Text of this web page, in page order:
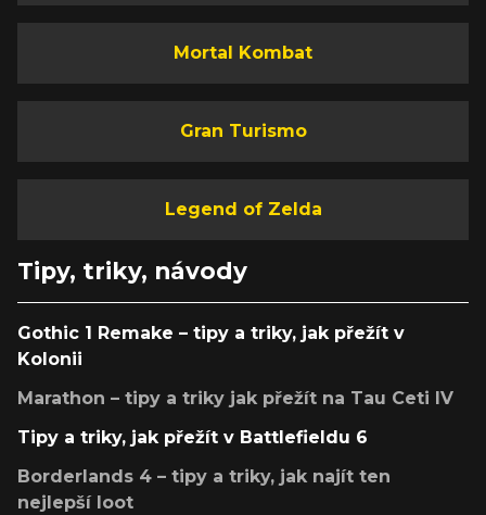
Mortal Kombat
Gran Turismo
Legend of Zelda
Tipy, triky, návody
Gothic 1 Remake – tipy a triky, jak přežít v
Kolonii
Marathon – tipy a triky jak přežít na Tau Ceti IV
Tipy a triky, jak přežít v Battlefieldu 6
Borderlands 4 – tipy a triky, jak najít ten
nejlepší loot